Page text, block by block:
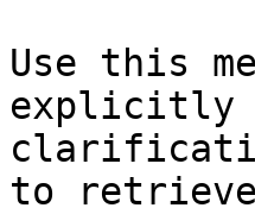
Use this
explicitly